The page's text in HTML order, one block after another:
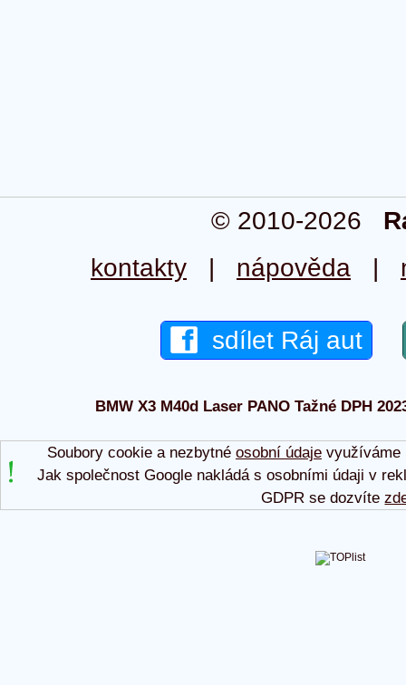
© 2010-2026
kontakty | nápověda |
sdílet Ráj aut
BMW X3 M40d Laser PANO Tažné DPH
Soubory cookie a nezbytné osobní údajevyužíváme
Jak společnost Google nakládá s osobními údaji v
GDPR se dozvíte